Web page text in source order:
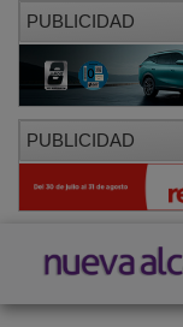
PUBLICIDAD
PUBLICIDAD